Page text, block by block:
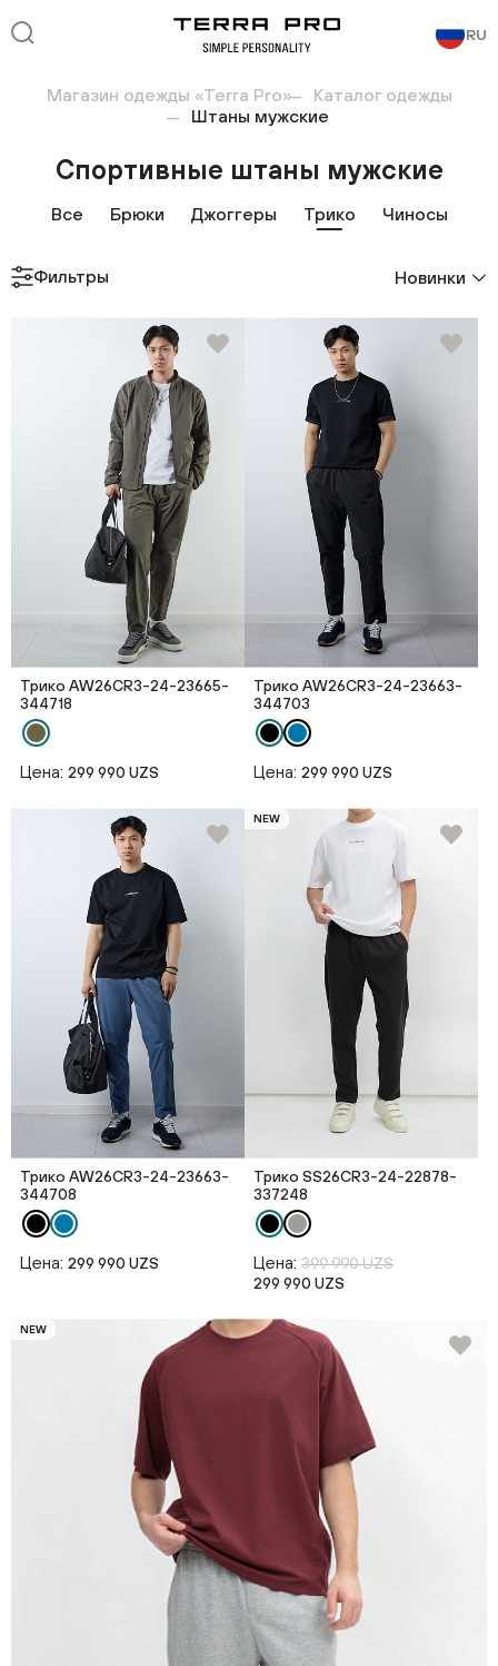
RU
Магазин одежды «Terra Pro»
Каталог одежды
Штаны мужские
Спортивные штаны мужские
Все Брюки Джоггеры Трико Чиносы
Фильтры Новинки
Трико AW26CR3-24-23665-
344718
Цена: 299 990 UZS
Трико AW26CR3-24-23663-
344703
Цена: 299 990 UZS
Трико AW26CR3-24-23663-
344708
Цена: 299 990 UZS
NEW
Трико SS26CR3-24-22878-
337248
Цена: 399 990 UZS
299 990 UZS
NEW